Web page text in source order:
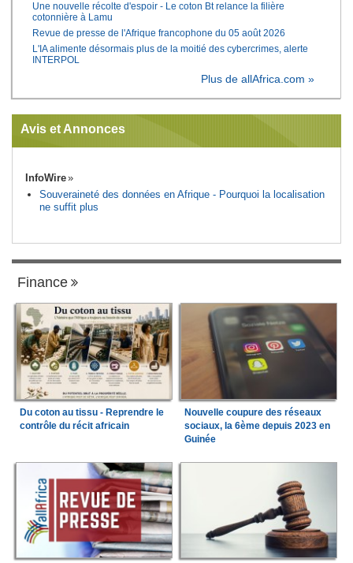
Une nouvelle récolte d'espoir - Le coton Bt relance la filière
cotonnière à Lamu
Revue de presse de l'Afrique francophone du 05 août 2026
L'IA alimente désormais plus de la moitié des cybercrimes, alerte
INTERPOL
Plus de allAfrica.com »
Avis et Annonces
InfoWire
Souveraineté des données en Afrique - Pourquoi la localisation
ne suffit plus
Finance
Du coton au tissu - Reprendre le
contrôle du récit africain
Nouvelle coupure des réseaux
sociaux, la 6ème depuis 2023 en
Guinée